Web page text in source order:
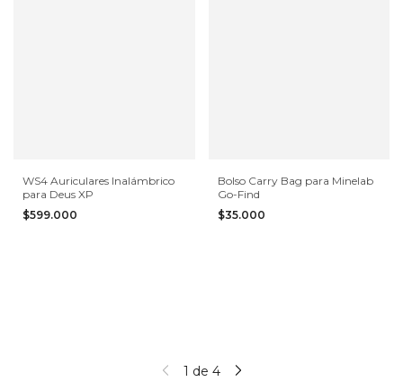
WS4 Auriculares Inalámbrico
para Deus XP
$599.000
Bolso Carry Bag para Minelab
Go-Find
$35.000
1 de 4